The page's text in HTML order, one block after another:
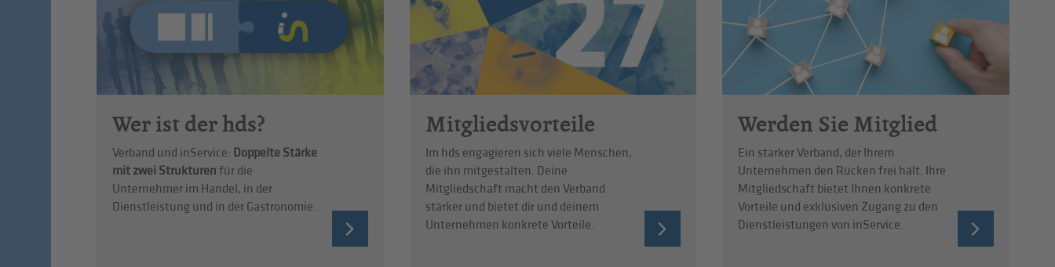
Wer ist der hds?
Verband und inService: Doppelte Stärke
mit zwei Strukturen für die
Unternehmer im Handel, in der
Dienstleistung und in der Gastronomie.
Mitgliedsvorteile
Im hds engagieren sich viele Menschen,
die ihn mitgestalten. Deine
Mitgliedschaft macht den Verband
stärker und bietet dir und deinem
Unternehmen konkrete Vorteile.
Werden Sie Mitglied
Ein starker Verband, der Ihrem
Unternehmen den Rücken frei hält. Ihre
Mitgliedschaft bietet Ihnen konkrete
Vorteile und exklusiven Zugang zu den
Dienstleistungen von inService.